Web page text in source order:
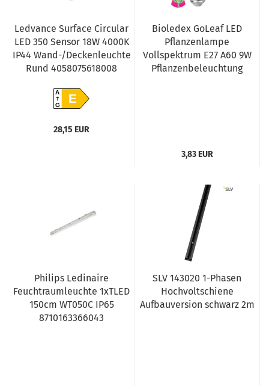
Ledvance Surface Circular
LED 350 Sensor 18W 4000K
IP44 Wand-/Deckenleuchte
Rund 4058075618008
A
GE
28,15 EUR
Bioledex GoLeaf LED
Pflanzenlampe
Vollspektrum E27 A60 9W
Pflanzenbeleuchtung
3,83 EUR
Philips Ledinaire
Feuchtraumleuchte 1xTLED
150cm WT050C IP65
8710163366043
SLV 143020 1-Phasen
Hochvoltschiene
Aufbauversion schwarz 2m